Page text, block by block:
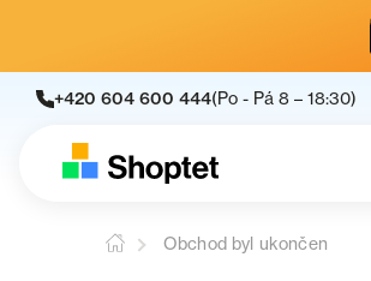
+420 604 600 444(Po - Pá 8 – 18:30)
Obchod byl ukončen